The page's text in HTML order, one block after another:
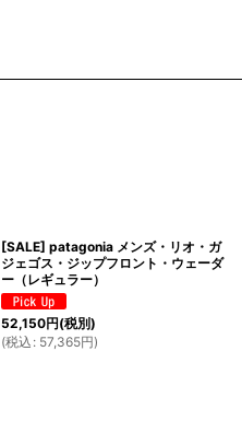
[SALE] patagonia メンズ・リオ・ガ
ジェゴス・ジップフロント・ウェーダ
ー（レギュラー）
52,150円(税別)
(税込 : 57,365円)